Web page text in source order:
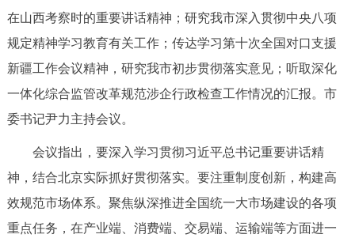
决策公开 专题公开
政务服务
个人服务
中介服务 阳光政务
在山西考察时的重要讲话精神；研究我市深入贯彻中央八项
规定精神学习教育有关工作；传达学习第十次全国对口支援
新疆工作会议精神，研究我市初步贯彻落实意见；听取深化
一体化综合监管改革规范涉企行政检查工作情况的汇报。市
委书记尹力主持会议。
会议指出，要深入学习贯彻习近平总书记重要讲话精
神，结合北京实际抓好贯彻落实。要注重制度创新，构建高
效规范市场体系。聚焦纵深推进全国统一大市场建设的各项
重点任务，在产业端、消费端、交易端、运输端等方面进一